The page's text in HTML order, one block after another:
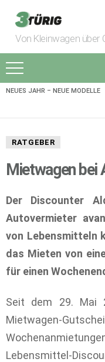
Von Kleinwagen über
AKTUELLES
NEUES JAHR – NEUE MODELLE
RATGEBER
Mietwagen bei
Der Discounter
Autovermieter
von Lebensmitteln
das Mieten von
für einen
Seit dem 29. Mai
Mietwagen-
Lebensmittel-